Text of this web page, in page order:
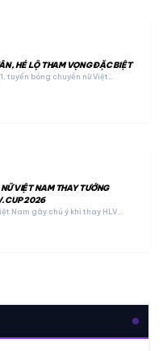
HÉ LỘ THAM VỌNG ĐẶC BIỆT
tuyển bóng chuyền nữ Việt…
VIỆT NAM THAY TƯỚNG
2026
Nam gây chú ý khi thay HLV…